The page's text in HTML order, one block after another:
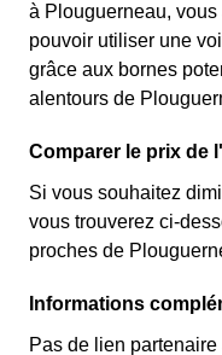
à Plouguerneau,
pouvoir utiliser une
grâce aux bornes
alentours de
Comparer le prix de
Si vous souhaitez
vous trouverez ci-
proches de
Informations
Pas de lien